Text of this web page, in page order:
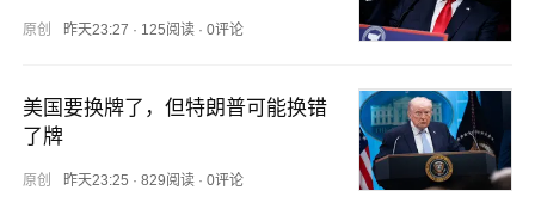
原创 昨天23:27 · 125阅读· 0评论
美国要换牌了，但特朗普可能换错
了牌
原创 昨天23:25 · 829阅读· 0评论